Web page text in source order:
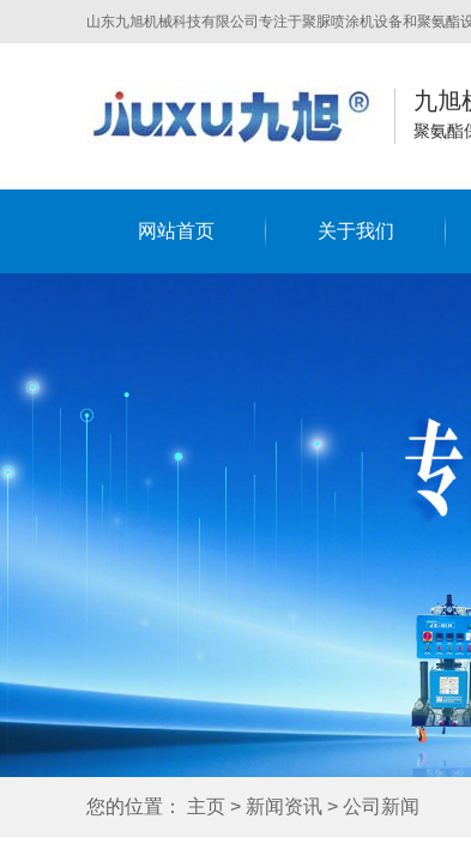
山东九旭机械科技有限公司专注于聚脲喷涂机设备和聚氨酯
九旭
聚氨酯
网站首页 关于我们
您的位置： 主页 > 新闻资讯 > 公司新闻